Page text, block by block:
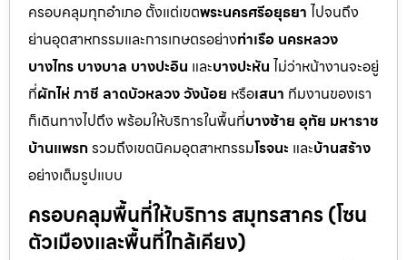
ครอบคลุมทุกอำเภอ ตั้งแต่เขตพระนครศรีอยุธยา ไปจนถึง
ย่านอุตสาหกรรมและการเกษตรอย่างท่าเรือ นครหลวง
บางไทร บางบาล บางปะอิน และบางปะหัน ไม่ว่าหน้างานจะอยู่
ที่ผักไห่ ภาชี ลาดบัวหลวง วังน้อย หรือเสนา ทีมงานของเรา
ก็เดินทางไปถึง พร้อมให้บริการในพื้นที่บางซ้าย อุทัย มหาราช
บ้านแพรกรวมถึงเขตนิคมอุตสาหกรรมโรจนะ และบ้านสร้าง
อย่างเต็มรูปแบบ
ครอบคลุมพื้นที่ให้บริการ สมุทรสาคร (โซน
ตัวเมืองและพื้นที่ใกล้เคียง)